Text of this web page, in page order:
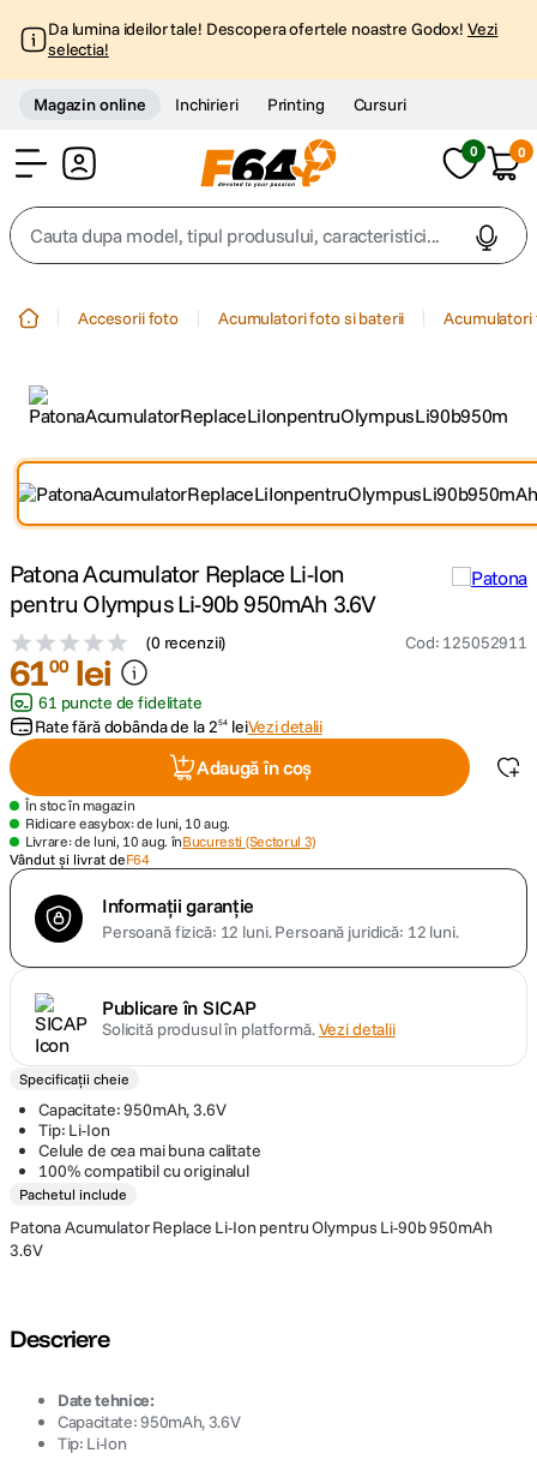
Da lumina ideilor tale! Descopera ofertele noastre Godox! Vezi
selectia!
Magazin online Inchirieri Printing Cursuri
0 0
Cauta dupa model, tipul produsului, caracteristici...
2. trepied
4. peak design
lavaliera
6. canon sx740 hs
7. card memorie
9. dji mic mini
dji osmo pocket 4
Accesorii foto Acumulatori foto si baterii
Patona Acumulator Replace Li-Ion
pentru Olympus Li-90b 950mAh 3.6V
(0 recenzii) Cod: 125052911
6100 lei
61 puncte de fidelitate
Rate fără dobânda de la254 leiVezi detalii
Adaugă în coș
În stoc în magazin
Ridicare easybox: de luni, 10 aug.
Livrare: de luni, 10 aug. înBucuresti (Sectorul 3)
Vândut și livrat deF64
Informații garanție
Persoană fizică: 12 luni.Persoană juridică: 12 luni.
Publicare în SICAP
Solicită produsul în platformă.Vezi detalii
Specificații cheie
Capacitate: 950mAh, 3.6V
Tip: Li-Ion
Celule de cea mai buna calitate
100% compatibil cu originalul
Pachetul include
Patona Acumulator Replace Li-Ion pentru Olympus Li-90b 950mAh
3.6V
Descriere
Date tehnice:
Capacitate: 950mAh, 3.6V
Tip: Li-Ion